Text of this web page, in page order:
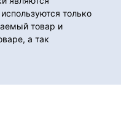
только
товар и
а так